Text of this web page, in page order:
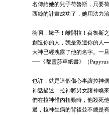
名傳給她的兒子荷魯斯，只要
西絲的計畫成功了，她用法力
衝啊，蠍子！離開拉！荷魯斯
創造你的人，我是派遣你的人
大神已經洩露了他的名字。一
──《都靈莎草紙書》（
也許，就是這個傷心事讓拉神
神話描述：拉神將男女諸神喚
們在拉神體內扭動時，他殺死
過，拉神生病的背後並不總是